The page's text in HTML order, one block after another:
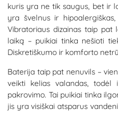
kuris yra ne tik saugus, bet ir
yra švelnus ir
Vibratoriaus dizainas taip pat
laiką – puikiai tinka nešioti
Diskretiškumo ir komforto
Baterija taip pat nenuvils –
veikti kelias valandas, todėl
pakrovimo. Tai puikiai tinka
jis yra visiškai atsparus